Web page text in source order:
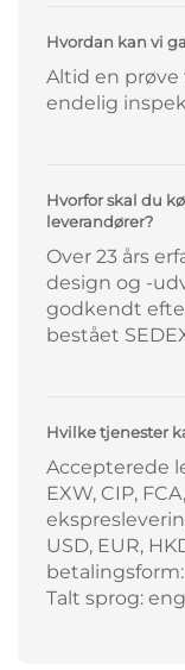
Hvordan kan vi
Altid en
endelig
Hvorfor skal du
leverandører?
Over 23 års
design og -
godkendt efter
bestået
Hvilke tjenester
Accepterede
EXW, CIP,
USD, EUR,
betalingsform:
Talt sprog: